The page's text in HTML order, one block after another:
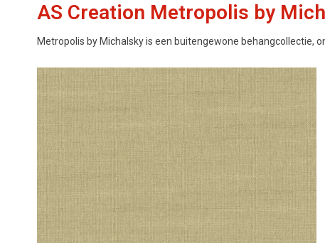
AS Creation Metropolis by
Metropolis by Michalsky is een buitengewone behangcollectie,